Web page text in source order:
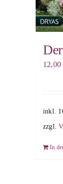
12,00
inkl.
zzgl.
In